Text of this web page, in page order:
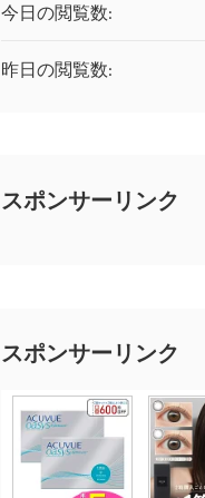
今日の閲覧数:
昨日の閲覧数:
スポンサーリンク
スポンサーリンク